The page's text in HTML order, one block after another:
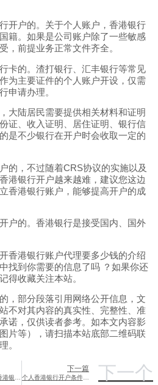
开户的。关于个人账户，香港银行
籍。如果是公司账户除了一些敏感
，前提业务正常文件齐全。
卡的。渣打银行、汇丰银行等常见
为主要证件的个人账户开设，仅需
申请办理。
大陆居民需要提供相关材料和证明
证、收入证明、居住证明、银行信
是不少银行在开户时会收取一定的
的，不过随着CRS协议的实施以及
港银行开户越来越难，建议您这边
香港银行账户，能够提高开户的成
户的。香港银行是接受国内、国外
香港银行账户代理要多少钱的介绍
找到你需要的信息了吗 ？如果你还
得收藏关注本站。
，部分段落引用网络公开信息，文
不对其内容的真实性、完整性、准
诺，仅供读者参考。如本文内容影
片等），请扫描本站底部二维码联
。
下一篇
个人香港银行开户条件（个人香港银行开户条件最新要求） 下一个